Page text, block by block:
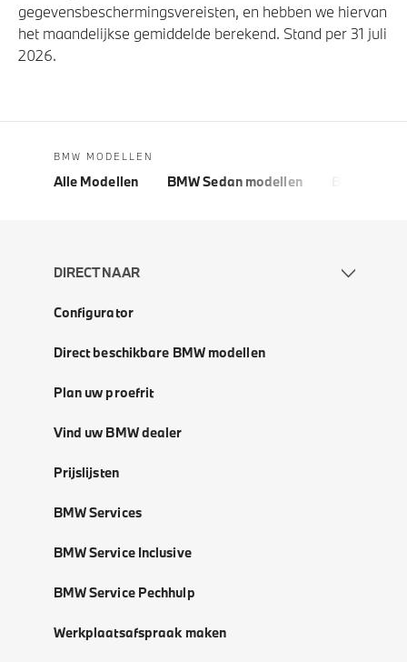
gegevensbeschermingsvereisten, en hebben we hiervan
het maandelijkse gemiddelde berekend. Stand per 31 juli
2026.
BMW MODELLEN
Alle Modellen BMW Sedan modellen
DIRECT NAAR
Configurator
Direct beschikbare BMW modellen
Plan uw proefrit
Vind uw BMW dealer
Prijslijsten
BMW Services
BMW Service Inclusive
BMW Service Pechhulp
Werkplaatsafspraak maken